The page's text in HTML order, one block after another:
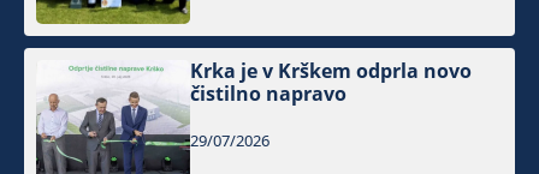
Krka je v Krškem odprla novo
čistilno napravo
29/07/2026